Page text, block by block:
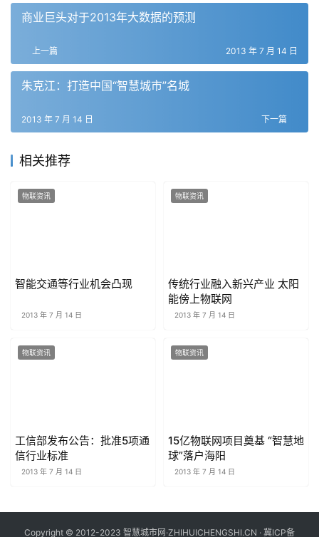
商业巨头对于2013年大数据的预测
上一篇 2013 年 7 月 14 日
朱克江：打造中国“智慧城市”名城
下一篇
2013 年 7 月 14 日
相关推荐
物联资讯
智能交通等行业机会凸现
2013 年 7 月 14 日
物联资讯
传统行业融入新兴产业 太阳
能傍上物联网
2013 年 7 月 14 日
物联资讯
工信部发布公告：批准5项通
信行业标准
2013 年 7 月 14 日
物联资讯
15亿物联网项目奠基 “智慧地
球”落户海阳
2013 年 7 月 14 日
Copyright © 2012-2023 智慧城市网·ZHIHUICHENGSHI.CN · 冀ICP备